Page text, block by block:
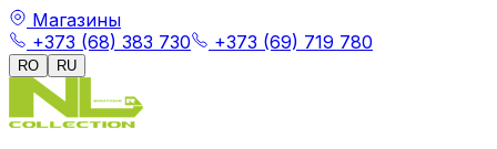
Магазины
+373 (68) 383 730
+373 (69) 719 780
RO RU